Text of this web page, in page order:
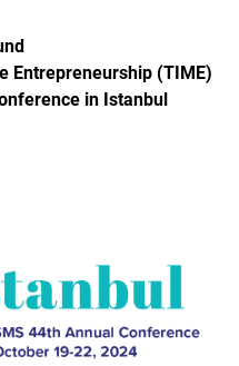
Entrepreneurship (TIME)
in Istanbul